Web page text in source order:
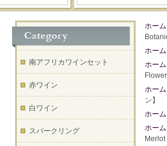
ホーム
ホーム
ホーム
ホーム
ン】
ホーム
ホーム
Merlot
南アフリカワインセット
赤ワイン
白ワイン
スパークリング